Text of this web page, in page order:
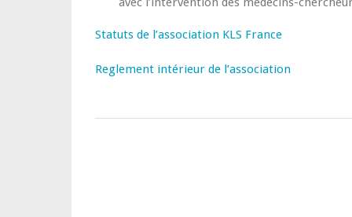
Statuts de l’association KLS France
Reglement intérieur de l’association